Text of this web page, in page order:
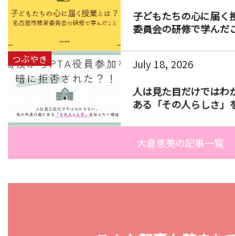
子どもたちの心に届
委員会の研修で学んだ
つぶやき July18, 2026
人は見た目だけではわ
ある「その人らしさ」
大倉恵美の記事一覧